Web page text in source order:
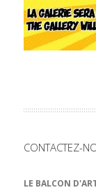
CONTACTEZ-
LE BALCON